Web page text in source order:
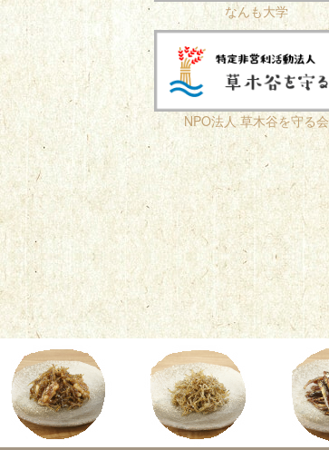
なんも大学
NPO法人 草木谷を守る会